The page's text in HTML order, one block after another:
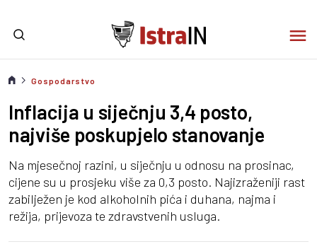
Gospodarstvo
Inflacija u siječnju 3,4 posto,
najviše poskupjelo stanovanje
Na mjesečnoj razini, u siječnju u odnosu na prosinac,
cijene su u prosjeku više za 0,3 posto. Najizraženiji rast
zabilježen je kod alkoholnih pića i duhana, najma i
režija, prijevoza te zdravstvenih usluga.